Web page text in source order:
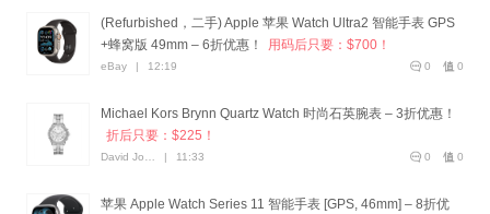
(Refurbished，二手) Apple 苹果 Watch Ultra2 智能手表 GPS
+蜂窝版 49mm – 6折优惠！
用码后只要：$700！
0
0
eBay | 12:19
Michael Kors Brynn Quartz Watch 时尚石英腕表 – 3折优惠！
折后只要：$225！
0
0
| 11:33
苹果 Apple Watch Series 11 智能手表 [GPS, 46mm] – 8折优